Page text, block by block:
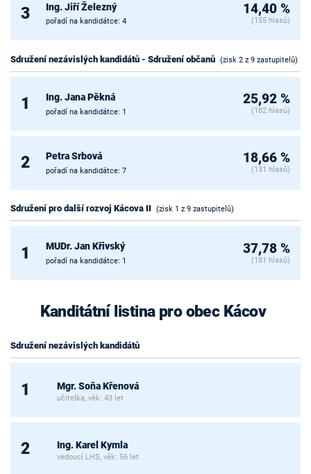
3 Ing. Jiří Železný
pořadí na kandidátce: 4
14,40 %
(155 hlasů)
Sdružení nezávislých kandidátů - Sdružení občanů (zisk 2 z 9 zastupitelů)
1 Ing. Jana Pěkná
pořadí na kandidátce: 1
25,92 %
(182 hlasů)
2 Petra Srbová
pořadí na kandidátce: 7
18,66 %
(131 hlasů)
Sdružení pro další rozvoj Kácova II (zisk 1 z 9 zastupitelů)
1 MUDr. Jan Křivský
pořadí na kandidátce: 1
37,78 %
(181 hlasů)
Kanditátní listina pro obec Kácov
Sdružení nezávislých kandidátů
1 Mgr. Soňa Křenová
učitelka, věk: 43 let
2 Ing. Karel Kymla
vedoucí LHS, věk: 56 let